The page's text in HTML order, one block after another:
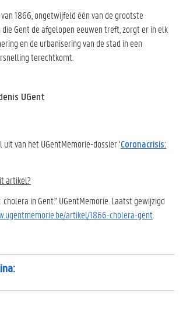
1866, ongetwijfeld één van de grootste
die Gent de afgelopen eeuwen treft, zorgt er in elk
en de urbanisering van de stad in een
terechtkomt.
UGent
van het UGentMemorie-dossier ‘Coronacrisis:
artikel?
cholera in Gent." UGentMemorie. Laatst gewijzigd
artikel/1866-cholera-gent